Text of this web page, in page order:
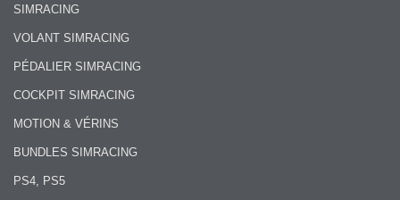
SIMRACING
VOLANT SIMRACING
PÉDALIER SIMRACING
COCKPIT SIMRACING
MOTION & VÉRINS
BUNDLES SIMRACING
PS4, PS5